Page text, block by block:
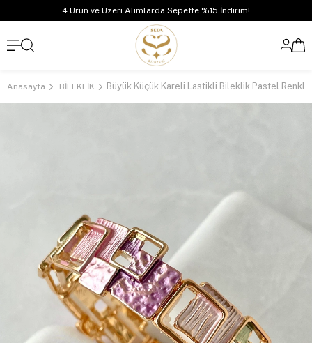
4 Ürün ve Üzeri Alımlarda Sepette %15 İndirim!
Anasayfa BİLEKLİK Büyük Küçük Kareli Lastikli Bileklik Pastel Renkli